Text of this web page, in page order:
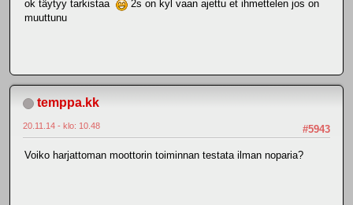
ok täytyy tarkistaa
2s on kyl vaan ajettu et ihmettelen jos on
muuttunu
temppa.kk
#5943
20.11.14 - klo: 10.48
Voiko harjattoman moottorin toiminnan testata ilman noparia?